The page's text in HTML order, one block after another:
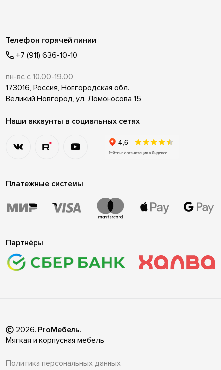
Телефон горячей линии
+7 (911) 636-10-10
пн-вс с 10.00-19.00
173016, Россия, Новгородская обл.,
Великий Новгород, ул. Ломоносова 15
Наши аккаунты в социальных сетях
Платежные системы
Партнёры
2026. ProМебель.
Мягкая и корпусная мебель
Политика персональных данных